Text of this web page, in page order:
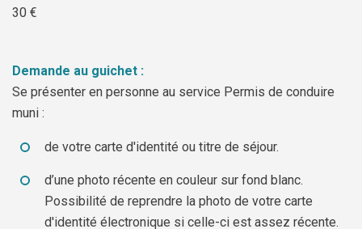
30 €
Demande au guichet :
Se présenter en personne au service Permis de conduire
muni :
de votre carte d'identité ou titre de séjour.
d’une photo récente en couleur sur fond blanc.
Possibilité de reprendre la photo de votre carte
d'identité électronique si celle-ci est assez récente.